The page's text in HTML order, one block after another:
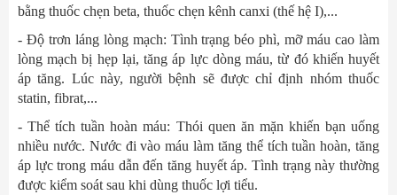
bằng thuốc chẹn beta, thuốc chẹn kênh canxi (thế hệ I),...
- Độ trơn láng lòng mạch: Tình trạng béo phì, mỡ máu cao làm
lòng mạch bị hẹp lại, tăng áp lực dòng máu, từ đó khiến huyết
áp tăng. Lúc này, người bệnh sẽ được chỉ định nhóm thuốc
statin, fibrat,...
- Thể tích tuần hoàn máu: Thói quen ăn mặn khiến bạn uống
nhiều nước. Nước đi vào máu làm tăng thể tích tuần hoàn, tăng
áp lực trong máu dẫn đến tăng huyết áp. Tình trạng này thường
được kiểm soát sau khi dùng thuốc lợi tiểu.